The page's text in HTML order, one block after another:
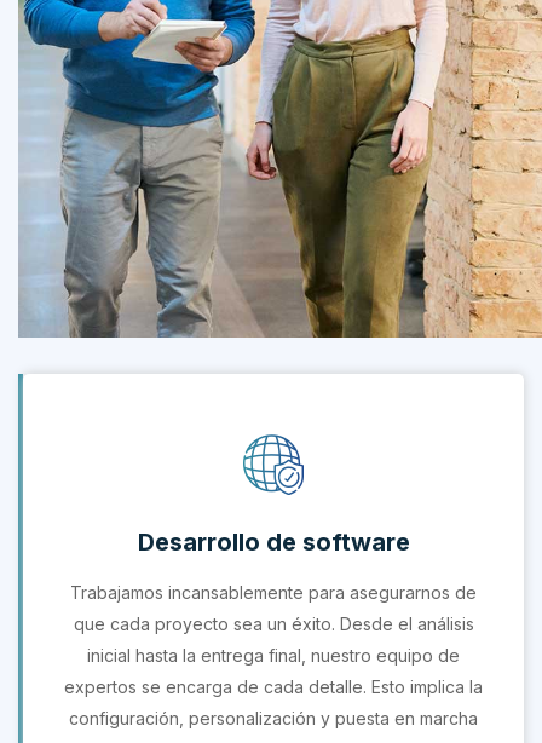
Desarrollo de software
Trabajamos incansablemente para asegurarnos de
que cada proyecto sea un éxito. Desde el análisis
inicial hasta la entrega final, nuestro equipo de
expertos se encarga de cada detalle. Esto implica la
configuración, personalización y puesta en marcha